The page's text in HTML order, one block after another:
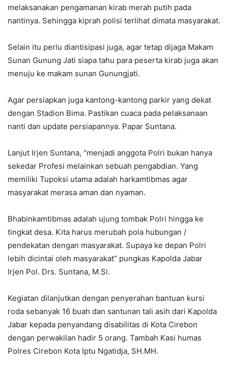
melaksanakan pengamanan kirab merah putih pada
nantinya. Sehingga kiprah polisi terlihat dimata masyarakat.
Selain itu perlu diantisipasi juga, agar tetap dijaga Makam
Sunan Gunung Jati siapa tahu para peserta kirab juga akan
menuju ke makam sunan Gunungjati.
Agar persiapkan juga kantong-kantong parkir yang dekat
dengan Stadion Bima. Pastikan cuaca pada pelaksanaan
nanti dan update persiapannya. Papar Suntana.
Lanjut Irjen Suntana, “menjadi anggota Polri bukan hanya
sekedar Profesi melainkan sebuah pengabdian. Yang
memiliki Tupoksi utama adalah harkamtibmas agar
masyarakat merasa aman dan nyaman.
Bhabinkamtibmas adalah ujung tombak Polri hingga ke
tingkat desa. Kita harus merubah pola hubungan /
pendekatan dengan masyarakat. Supaya ke depan Polri
lebih dicintai oleh masyarakat” pungkas Kapolda Jabar
Irjen Pol. Drs. Suntana, M.Si.
Kegiatan dilanjutkan dengan penyerahan bantuan kursi
roda sebanyak 16 buah dan santunan tali asih dari Kapolda
Jabar kepada penyandang disabilitas di Kota Cirebon
dengan perwakilan hadir 5 orang. Tambah Kasi humas
Polres Cirebon Kota Iptu Ngatidja, SH.MH.